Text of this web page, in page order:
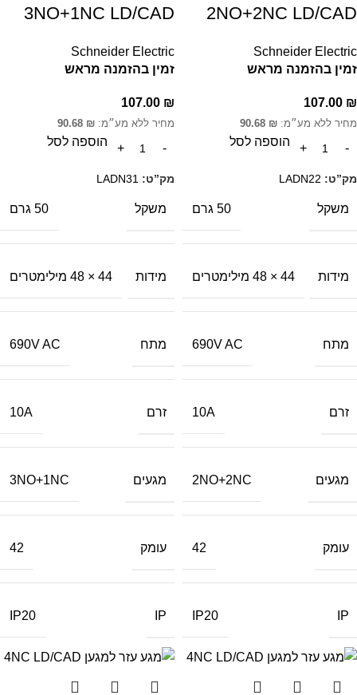
2NO+2NC LD/CAD
Schneider Electric
זמין בהזמנה מראש
107.00 ₪
מחיר ללא מע״מ: 90.68 ₪
הוספה לסל
מק”ט: LADN22
משקל 50 גרם
מידות 44 × 48 מילימטרים
מתח 690V AC
זרם 10A
מגעים 2NO+2NC
עומק 42
IP
IP20
3NO+1NC LD/CAD
Schneider Electric
זמין בהזמנה מראש
107.00 ₪
מחיר ללא מע״מ: 90.68 ₪
הוספה לסל
מק”ט: LADN31
משקל 50 גרם
מידות 44 × 48 מילימטרים
מתח 690V AC
זרם 10A
מגעים 3NO+1NC
עומק 42
IP
IP20